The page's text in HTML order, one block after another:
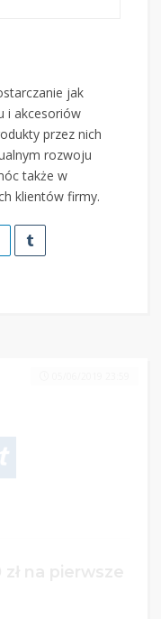
jak
i akcesoriów
przez nich
rozwoju
także w
klientów firmy.